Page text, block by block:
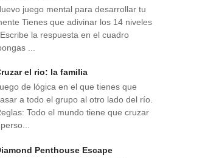
juego mental para desarrollar tu
Tienes que adivinar los 14 niveles
. Escribe la respuesta en el cuadro
...
el rio: la familia
de lógica en el que tienes que
a todo el grupo al otro lado del río.
Todo el mundo tiene que cruzar
Penthouse Escape